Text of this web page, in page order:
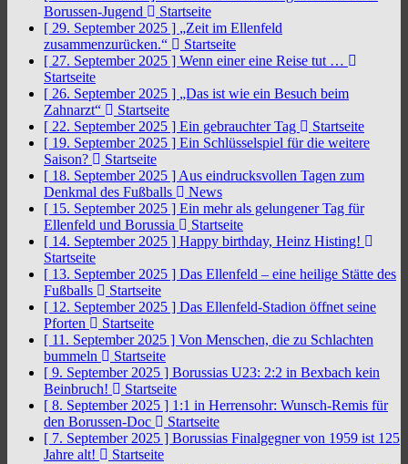
Borussen-Jugend
Startseite
[ 29. September 2025 ] „Zeit im Ellenfeld
zusammenzurücken.“
Startseite
[ 27. September 2025 ] Wenn einer eine Reise tut …
Startseite
[ 26. September 2025 ] „Das ist wie ein Besuch beim
Zahnarzt“
Startseite
[ 22. September 2025 ] Ein gebrauchter Tag
Startseite
[ 19. September 2025 ] Ein Schlüsselspiel für die weitere
Saison?
Startseite
[ 18. September 2025 ] Aus eindrucksvollen Tagen zum
Denkmal des Fußballs
News
[ 15. September 2025 ] Ein mehr als gelungener Tag für
Ellenfeld und Borussia
Startseite
[ 14. September 2025 ] Happy birthday, Heinz Histing!
Startseite
[ 13. September 2025 ] Das Ellenfeld – eine heilige Stätte des
Fußballs
Startseite
[ 12. September 2025 ] Das Ellenfeld-Stadion öffnet seine
Pforten
Startseite
[ 11. September 2025 ] Von Menschen, die zu Schlachten
bummeln
Startseite
[ 9. September 2025 ] Borussias U23: 2:2 in Bexbach kein
Beinbruch!
Startseite
[ 8. September 2025 ] 1:1 in Herrensohr: Wunsch-Remis für
den Borussen-Doc
Startseite
[ 7. September 2025 ] Borussias Finalgegner von 1959 ist 125
Jahre alt!
Startseite